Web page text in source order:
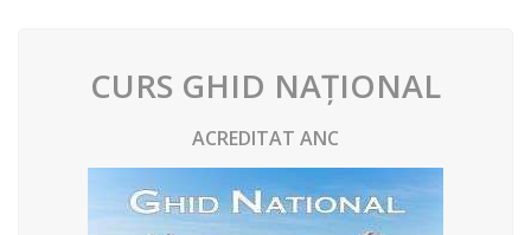
CURS GHID NAȚIONAL
ACREDITAT ANC